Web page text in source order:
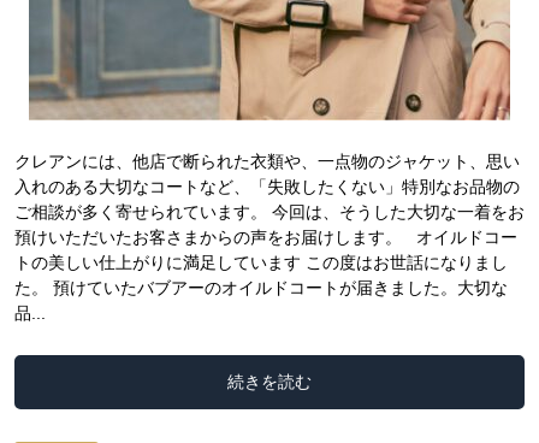
クレアンには、他店で断られた衣類や、一点物のジャケット、思い
入れのある大切なコートなど、「失敗したくない」特別なお品物の
ご相談が多く寄せられています。 今回は、そうした大切な一着をお
預けいただいたお客さまからの声をお届けします。 オイルドコー
トの美しい仕上がりに満足しています この度はお世話になりまし
た。 預けていたバブアーのオイルドコートが届きました。大切な
品...
続きを読む